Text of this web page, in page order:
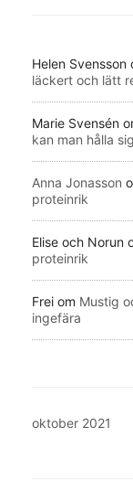
Helen Svensson
läckert och lätt
Marie Svensén
kan man hålla
Anna Jonasson
proteinrik
Elise och Norun
proteinrik
Frei om Mustig
ingefära
oktober 2021